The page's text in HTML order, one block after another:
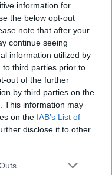
information for
the below opt-out
note that after your
continue seeing
information utilized by
to third parties prior to
out of the further
by third parties on the
This information may
on the IAB’s List of
disclose it to other